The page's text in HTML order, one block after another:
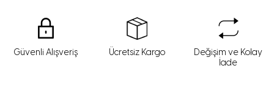
Güvenli Alışveriş Ücretsiz Kargo
Değişim ve Kolay
İade